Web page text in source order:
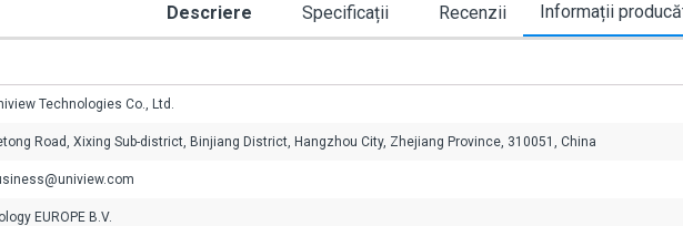
Descriere Specificații Recenzii Informații
Technologies Co., Ltd.
Road, Xixing Sub-district, Binjiang District, Hangzhou City, Zhejiang Province, 310051, China
EUROPE B.V.